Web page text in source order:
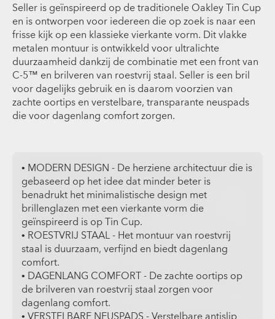
Seller is geïnspireerd op de traditionele Oakley Tin Cup
en is ontworpen voor iedereen die op zoek is naar een
frisse kijk op een klassieke vierkante vorm. Dit vlakke
metalen montuur is ontwikkeld voor ultralichte
duurzaamheid dankzij de combinatie met een front van
C-5™ en brilveren van roestvrij staal. Seller is een bril
voor dagelijks gebruik en is daarom voorzien van
zachte oortips en verstelbare, transparante neuspads
die voor dagenlang comfort zorgen.
• MODERN DESIGN - De herziene architectuur die is
gebaseerd op het idee dat minder beter is
benadrukt het minimalistische design met
brillenglazen met een vierkante vorm die
geïnspireerd is op Tin Cup.
• ROESTVRIJ STAAL - Het montuur van roestvrij
staal is duurzaam, verfijnd en biedt dagenlang
comfort.
• DAGENLANG COMFORT - De zachte oortips op
de brilveren van roestvrij staal zorgen voor
dagenlang comfort.